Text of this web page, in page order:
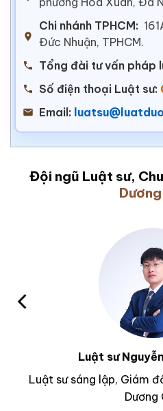
Chi nhánh TPHCM:
Đức Nhuận, TPHCM.
Tổng đài tư vấn pháp
Số điện thoại Luật sư:
Email:
Đội ngũ Luật sư,
Luật sư
Luật sư sáng lập, Giám
Dương